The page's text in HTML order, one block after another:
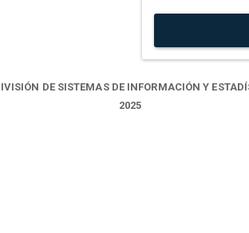
DE SISTEMAS DE INFORMACIÓN Y
2025